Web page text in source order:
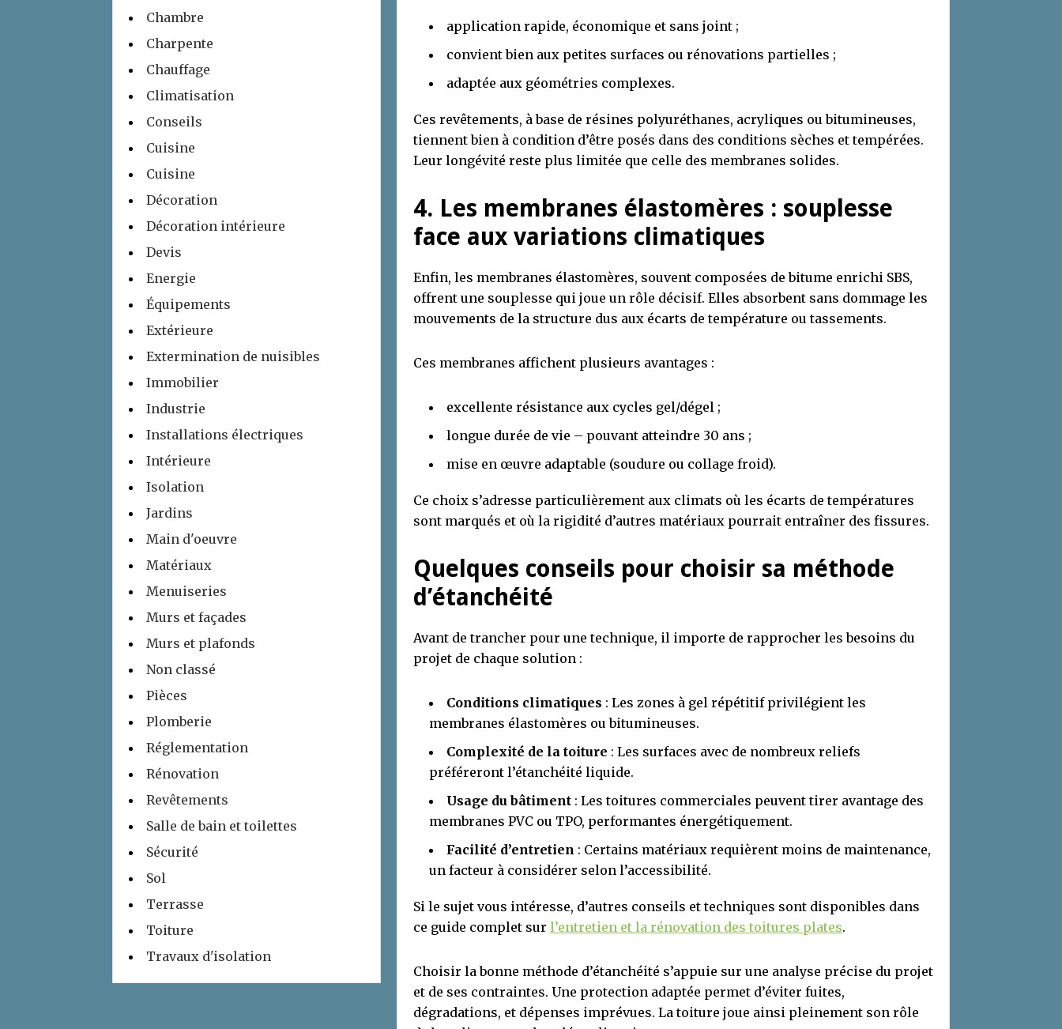
application rapide, économique et sans joint ;
convient bien aux petites surfaces ou rénovations partielles ;
adaptée aux géométries complexes.
Ces revêtements, à base de résines polyuréthanes, acryliques ou bitumineuses,
tiennent bien à condition d’être posés dans des conditions sèches et tempérées.
Leur longévité reste plus limitée que celle des membranes solides.
4. Les membranes élastomères : souplesse
face aux variations climatiques
Enfin, les membranes élastomères, souvent composées de bitume enrichi SBS,
offrent une souplesse qui joue un rôle décisif. Elles absorbent sans dommage les
mouvements de la structure dus aux écarts de température ou tassements.
Ces membranes affichent plusieurs avantages :
excellente résistance aux cycles gel/dégel ;
longue durée de vie – pouvant atteindre 30 ans ;
mise en œuvre adaptable (soudure ou collage froid).
Ce choix s’adresse particulièrement aux climats où les écarts de températures
sont marqués et où la rigidité d’autres matériaux pourrait entraîner des fissures.
Quelques conseils pour choisir sa méthode
d’étanchéité
Avant de trancher pour une technique, il importe de rapprocher les besoins du
projet de chaque solution :
Conditions climatiques : Les zones à gel répétitif privilégient les
membranes élastomères ou bitumineuses.
Complexité de la toiture : Les surfaces avec de nombreux reliefs
préféreront l’étanchéité liquide.
Usage du bâtiment : Les toitures commerciales peuvent tirer avantage des
membranes PVC ou TPO, performantes énergétiquement.
Facilité d’entretien : Certains matériaux requièrent moins de maintenance,
un facteur à considérer selon l’accessibilité.
Si le sujet vous intéresse, d’autres conseils et techniques sont disponibles dans
ce guide complet sur l’entretien et la rénovation des toitures plates.
Choisir la bonne méthode d’étanchéité s’appuie sur une analyse précise du projet
et de ses contraintes. Une protection adaptée permet d’éviter fuites,
dégradations, et dépenses imprévues. La toiture joue ainsi pleinement son rôle
Chambre
Charpente
Chauffage
Climatisation
Conseils
Cuisine
Cuisine
Décoration
Décoration intérieure
Devis
Energie
Équipements
Extérieure
Extermination de nuisibles
Immobilier
Industrie
Installations électriques
Intérieure
Isolation
Jardins
Main d'oeuvre
Matériaux
Menuiseries
Murs et façades
Murs et plafonds
Non classé
Pièces
Plomberie
Réglementation
Rénovation
Revêtements
Salle de bain et toilettes
Sécurité
Sol
Terrasse
Toiture
Travaux d'isolation